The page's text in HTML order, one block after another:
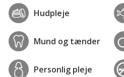
Hudpleje
Mund og tænder
Personlig pleje